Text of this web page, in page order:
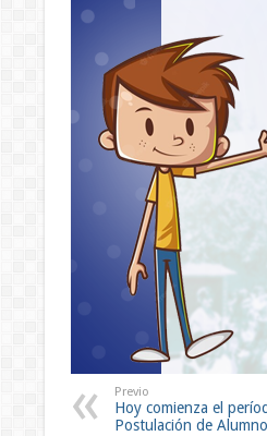
Previo
Hoy comienza el
Postulación de